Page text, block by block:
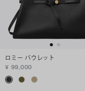
ロミー バウレット
¥ 99,000